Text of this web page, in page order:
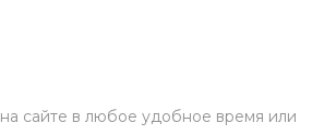
на сайте в любое удобное время или